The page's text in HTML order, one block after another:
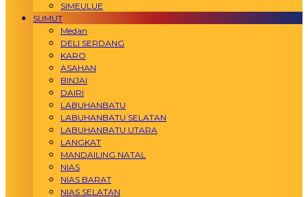
SIMEULUE
SUMUT
Medan
DELI SERDANG
KARO
ASAHAN
BINJAI
DAIRI
LABUHANBATU
LABUHANBATU SELATAN
LABUHANBATU UTARA
LANGKAT
MANDAILING NATAL
NIAS
NIAS BARAT
NIAS SELATAN